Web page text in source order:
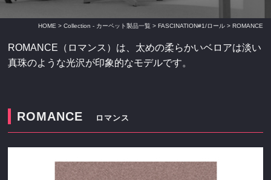
HOME > Collection - カーペット製品一覧> FASCINATION#1/ロール> ROMANCE
ROMANCE（ロマンス）は、太めの柔らかいベロアは淡い
真珠のような光沢が印象的なモデルです。
ROMANCE ロマンス